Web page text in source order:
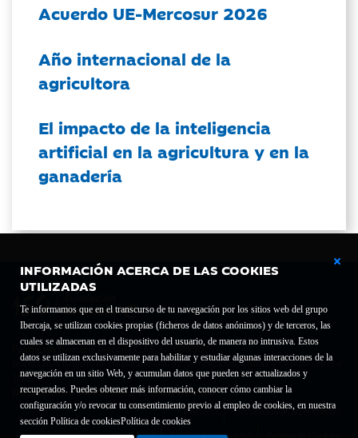
INFORMACIÓN ACERCA DE LAS COOKIES
UTILIZADAS
Te informamos que en el transcurso de tu navegación por los sitios web del grupo
Ibercaja, se utilizan cookies propias (ficheros de datos anónimos) y de terceros, las
cuales se almacenan en el dispositivo del usuario, de manera no intrusiva. Estos
datos se utilizan exclusivamente para habilitar y estudiar algunas interacciones de la
navegación en un sitio Web, y acumulan datos que pueden ser actualizados y
recuperados. Puedes obtener más información, conocer cómo cambiar la
configuración y/o revocar tu consentimiento previo al empleo de cookies, en nuestra
sección Política de cookiesPolítica de cookies
Acuerdo UE-Mercosur 2026
Año internacional de la
agricultora
El impacto de la inteligencia
artificial en la agricultura y en la
ganadería
Fundación Bancaria Ibercaja C.I.F. G-50000652.
Inscrita en el Registro de Fundaciones del Mº de Educación, Cultura y Deporte con el nº
1689.
Domicilio social: Joaquín Costa, 13. 50001 Zaragoza.
Contacto
Declaración de accesibilidad
Aviso legal Política de privacidad